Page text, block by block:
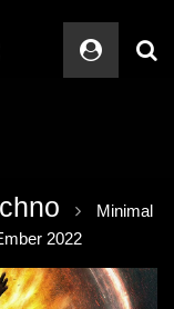
Minimal
2022